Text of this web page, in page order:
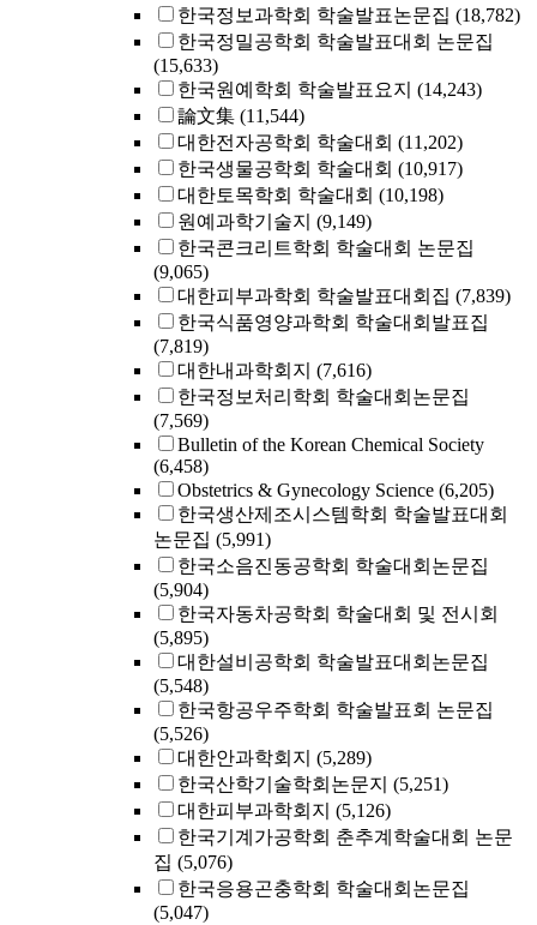
한국정보과학회 학술발표논문집 (18,782)
한국정밀공학회 학술발표대회 논문집
(15,633)
한국원예학회 학술발표요지 (14,243)
論文集 (11,544)
대한전자공학회 학술대회 (11,202)
한국생물공학회 학술대회 (10,917)
대한토목학회 학술대회 (10,198)
원예과학기술지 (9,149)
한국콘크리트학회 학술대회 논문집
(9,065)
대한피부과학회 학술발표대회집 (7,839)
한국식품영양과학회 학술대회발표집
(7,819)
대한내과학회지 (7,616)
한국정보처리학회 학술대회논문집
(7,569)
Bulletin of the Korean Chemical Society
(6,458)
Obstetrics & Gynecology Science (6,205)
한국생산제조시스템학회 학술발표대회
논문집 (5,991)
한국소음진동공학회 학술대회논문집
(5,904)
한국자동차공학회 학술대회 및 전시회
(5,895)
대한설비공학회 학술발표대회논문집
(5,548)
한국항공우주학회 학술발표회 논문집
(5,526)
대한안과학회지 (5,289)
한국산학기술학회논문지 (5,251)
대한피부과학회지 (5,126)
한국기계가공학회 춘추계학술대회 논문
집 (5,076)
한국응용곤충학회 학술대회논문집
(5,047)